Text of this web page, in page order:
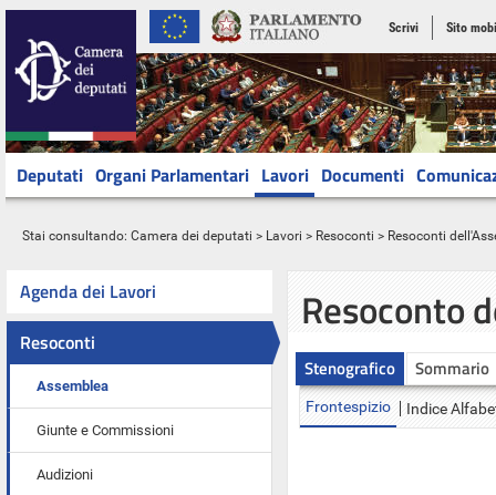
Scrivi Sito
Deputati Organi Parlamentari Lavori Documenti
Stai consultando: Camera dei deputati > Lavori > Resoconti > Resoconti
Agenda dei Lavori
Resoconti
Assemblea
Giunte e Commissioni
Audizioni
Resoconto
Stenografico Sommario
Frontespizio Indice